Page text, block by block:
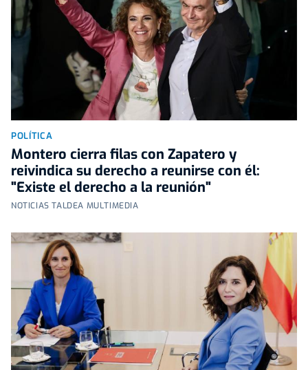
POLÍTICA
Montero cierra filas con Zapatero y
reivindica su derecho a reunirse con él:
"Existe el derecho a la reunión"
NOTICIAS TALDEA MULTIMEDIA